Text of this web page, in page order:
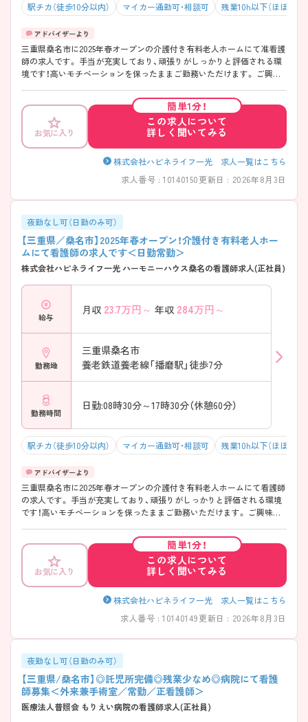
駅チカ（徒歩10分以内） マイカー通勤可・相談可 残業10h以下（ほぼなし）
三重県桑名市に2025年春オープンの介護付き有料老人ホームにて准看護
師の求人です。 手当が充実しており、頑張りがしっかりと評価される環
境です！高いモチベーションを保ったままご勤務いただけます。 ご興味
お気に入り
簡単1分！
この求人について
詳しく聞いてみる
株式会社ハピネライフ一光 求人一覧はこちら
求人番号 : 10140150更新日 : 2026年8月3日
夜勤なし可（日勤のみ可）
【三重県／桑名市】2025年春オープン！介護付き有料老人ホー
ムにて看護師の求人です＜日勤常勤＞
株式会社ハピネライフ一光 ハーモニーハウス桑名の看護師求人(正社員)
給与
月収 23.7万円～ 年収 284万円～
勤務地
三重県桑名市
養老鉄道養老線「播磨駅」徒歩7分
勤務時間
日勤:08時30分～17時30分（休憩60分）
駅チカ（徒歩10分以内） マイカー通勤可・相談可 残業10h以下（ほぼなし）
三重県桑名市に2025年春オープンの介護付き有料老人ホームにて看護師
の求人です。 手当が充実しており、頑張りがしっかりと評価される環境
です！高いモチベーションを保ったままご勤務いただけます。 ご興味を
お気に入り
簡単1分！
この求人について
詳しく聞いてみる
株式会社ハピネライフ一光 求人一覧はこちら
求人番号 : 10140149更新日 : 2026年8月3日
夜勤なし可（日勤のみ可）
【三重県/桑名市】◎託児所完備◎残業少なめ◎病院にて看護
師募集＜外来兼手術室／常勤／正看護師＞
医療法人普照会 もりえい病院の看護師求人(正社員)